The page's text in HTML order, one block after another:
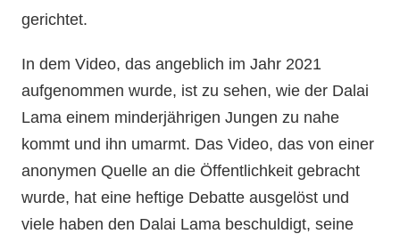
gerichtet.
In dem Video, das angeblich im Jahr 2021
aufgenommen wurde, ist zu sehen, wie der Dalai
Lama einem minderjährigen Jungen zu nahe
kommt und ihn umarmt. Das Video, das von einer
anonymen Quelle an die Öffentlichkeit gebracht
wurde, hat eine heftige Debatte ausgelöst und
viele haben den Dalai Lama beschuldigt, seine